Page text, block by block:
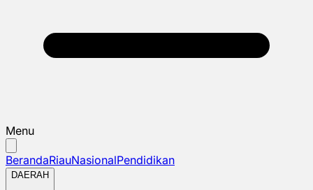
Menu
BerandaRiauNasionalPendidikan
DAERAH